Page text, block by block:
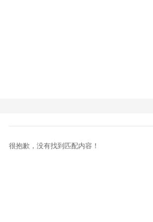
很抱歉，没有找到匹配内容！